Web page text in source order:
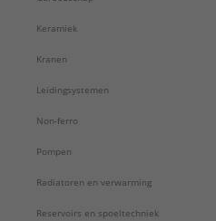
Keramiek
Kranen
Leidingsystemen
Non-ferro
Pompen
Radiatoren en verwarming
Reservoirs en spoeltechniek